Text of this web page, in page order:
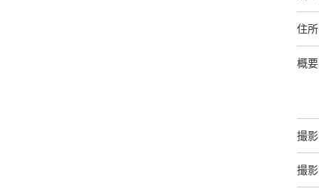
住所
概要
撮
撮